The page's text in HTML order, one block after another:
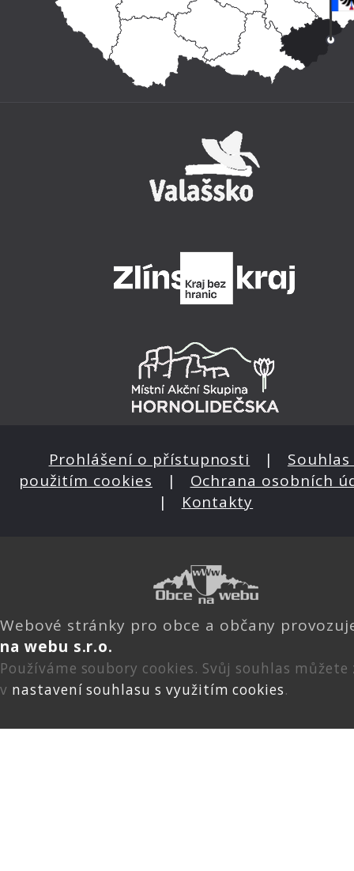
Prohlášení o přístupnosti | Souhlas
použitím cookies | Ochrana osobních
| Kontakty
Webové stránky pro obce a občany
na webu s.r.o.
Používáme soubory cookies. Svůj souhlas
v nastavení souhlasu s využitím cookies.